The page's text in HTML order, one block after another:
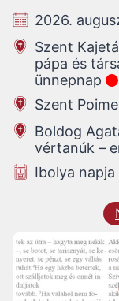
2026.
Szent
pápa és
ünnepnap
Szent
Boldog
vértanúk –
Ibolya napja